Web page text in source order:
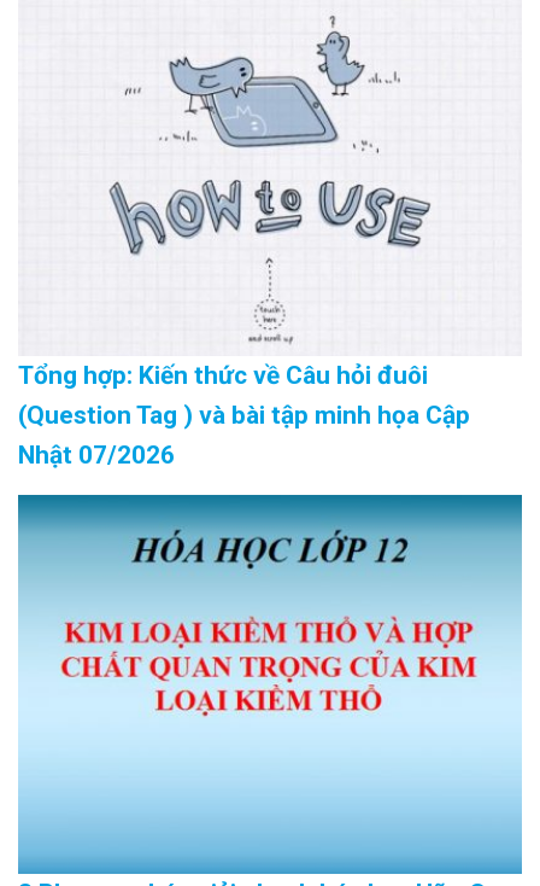
Tổng hợp: Kiến thức về Câu hỏi đuôi
(Question Tag ) và bài tập minh họa Cập
Nhật 07/2026